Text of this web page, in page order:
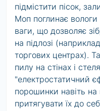
підмістити пісок,
Моп поглинає
ваги, що дозволяє
на підлозі
торгових центрах).
пилу на стінах і
"електростатичний
порошинки навіть на
притягувати їх до